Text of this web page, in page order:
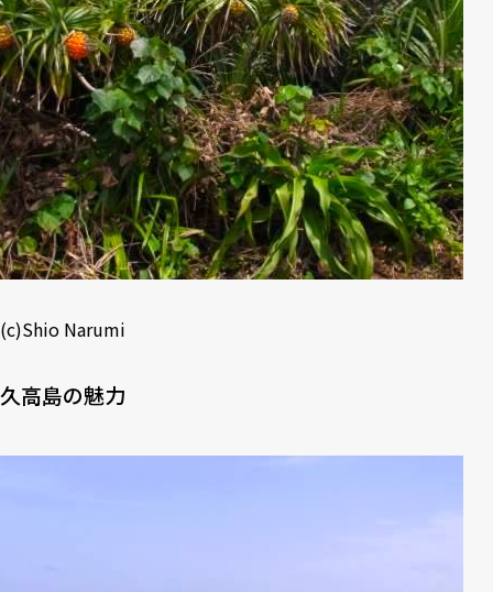
(c)Shio Narumi
久高島の魅力